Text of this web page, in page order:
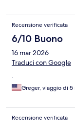
Recensione verificata
6/10 Buono
16 mar 2026
Traduci con Google
.
Greger, viaggio di 5
Recensione verificata